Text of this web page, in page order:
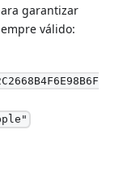
garantizar
válido: